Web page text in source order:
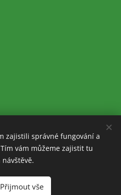
poskytlPexels
zajistili správné fungování a
vám můžeme zajistit tu
Přijmout vše